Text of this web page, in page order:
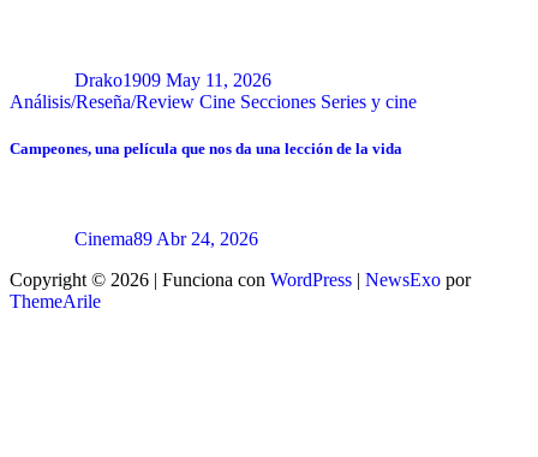
Drako1909 May 11, 2026
Análisis/Reseña/Review Cine Secciones Series y cine
Campeones, una película que nos da una lección de la vida
Cinema89 Abr 24, 2026
Copyright © 2026 | Funciona con WordPress | NewsExo por
ThemeArile